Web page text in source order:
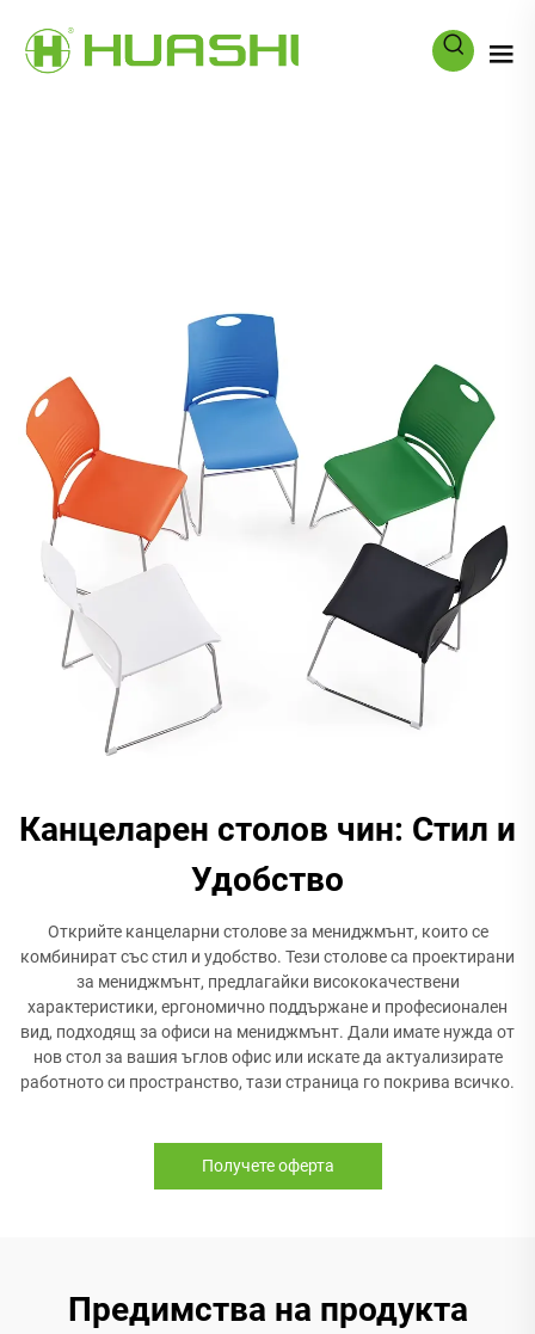
Канцеларен столов чин: Стил и
Удобство
Открийте канцеларни столове за мениджмънт, които се
комбинират със стил и удобство. Тези столове са проектирани
за мениджмънт, предлагайки висококачествени
характеристики, ергономично поддържане и професионален
вид, подходящ за офиси на мениджмънт. Дали имате нужда от
нов стол за вашия ъглов офис или искате да актуализирате
работното си пространство, тази страница го покрива всичко.
Получете оферта
Предимства на продукта